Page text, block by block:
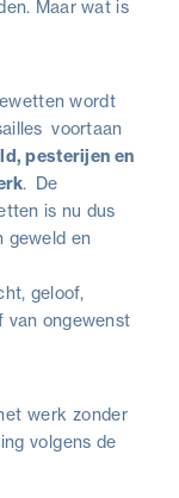
Maar wat is
wordt
voortaan
pesterijen en
. De
is nu dus
geweld en
geloof,
van ongewenst
werk zonder
volgens de